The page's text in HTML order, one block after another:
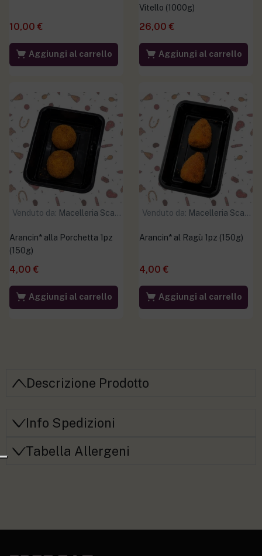
10,00 €
Aggiungi al carrello
Vitello (1000g)
26,00 €
Aggiungi al carrello
Venduto da: Macelleria Scaramuzzo
Arancin* alla Porchetta 1pz
(150g)
4,00 €
Aggiungi al carrello
Venduto da: Macelleria Scaramuzzo
Arancin* al Ragù 1pz (150g)
4,00 €
Aggiungi al carrello
Descrizione Prodotto
Info Spedizioni
Tabella Allergeni